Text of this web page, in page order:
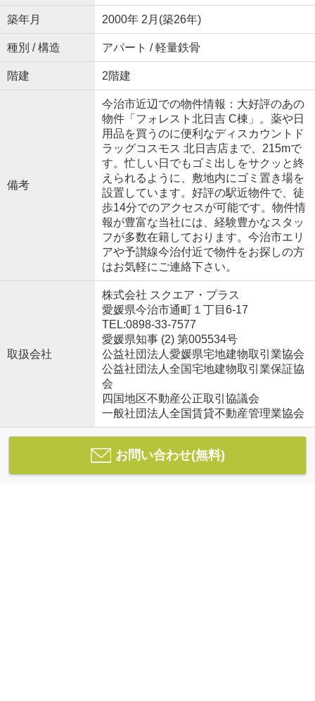
築年月 2000年 2月(築26年)
種別 / 構造 アパート / 軽量鉄骨
階建 2階建
備考
今治市近辺での物件情報：大好評のあの
物件「フォレスト北日吉 C棟」。薬や日
用品を買うのに便利なディスカウントド
ラッグコスモス 北日吉店まで、215mで
す。忙しい日でもゴミ出しをサクッと終
えられるように、敷地内にゴミ置き場を
設置しています。好評の駅近物件で、徒
歩14分でのアクセスが可能です。物件情
報が豊富な当社には、経験豊かなスタッ
フが多数在籍しております。今治市エリ
アや予讃線今治付近で物件をお探しの方
はお気軽にご連絡下さい。
取扱会社
株式会社 スクエア・プラス
愛媛県今治市通町１丁目6-17
TEL:0898-33-7577
愛媛県知事 (2) 第005534号
公益社団法人愛媛県宅地建物取引業協会
公益社団法人全国宅地建物取引業保証協
会
四国地区不動産公正取引協議会
一般社団法人全国賃貸不動産管理業協会
お問い合わせ(無料)